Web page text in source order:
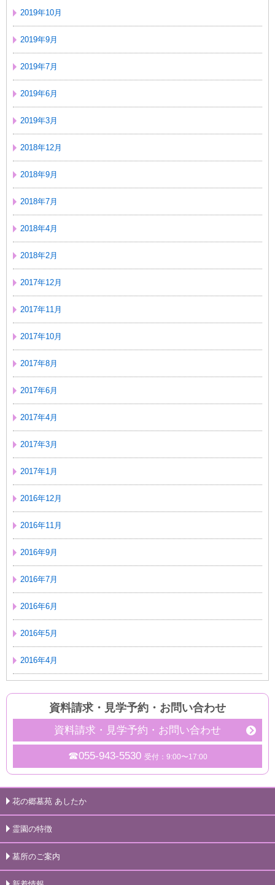
2019年10月
2019年9月
2019年7月
2019年6月
2019年3月
2018年12月
2018年9月
2018年7月
2018年4月
2018年2月
2017年12月
2017年11月
2017年10月
2017年8月
2017年6月
2017年4月
2017年3月
2017年1月
2016年12月
2016年11月
2016年9月
2016年7月
2016年6月
2016年5月
2016年4月
資料請求・見学予約 ・ お問い合わせ
資料請求・見学予約・お問い合わせ
☎055-943-5530 受付：9:00〜17:00
花の郷墓苑 あしたか
霊園の特徴
墓所のご案内